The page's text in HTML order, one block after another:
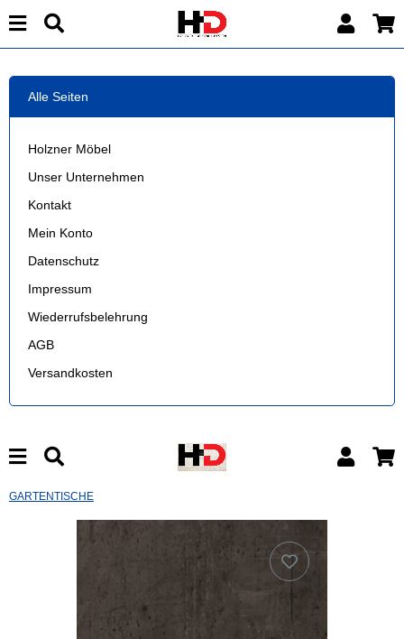
Alle Seiten
Holzner Möbel
Unser Unternehmen
Kontakt
Mein Konto
Datenschutz
Impressum
Wiederrufsbelehrung
AGB
Versandkosten
GARTENTISCHE